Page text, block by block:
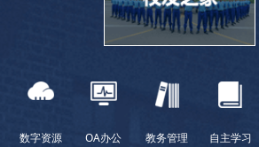
数字资源 OA办公 教务管理 自主学习